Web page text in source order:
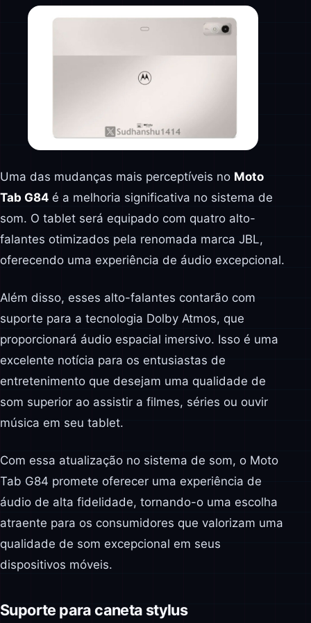
Uma das mudanças mais perceptíveis no Moto
Tab G84 é a melhoria significativa no sistema de
som. O tablet será equipado com quatro alto-
falantes otimizados pela renomada marca JBL,
oferecendo uma experiência de áudio excepcional.
Além disso, esses alto-falantes contarão com
suporte para a tecnologia Dolby Atmos, que
proporcionará áudio espacial imersivo. Isso é uma
excelente notícia para os entusiastas de
entretenimento que desejam uma qualidade de
som superior ao assistir a filmes, séries ou ouvir
música em seu tablet.
Com essa atualização no sistema de som, o Moto
Tab G84 promete oferecer uma experiência de
áudio de alta fidelidade, tornando-o uma escolha
atraente para os consumidores que valorizam uma
qualidade de som excepcional em seus
dispositivos móveis.
Suporte para caneta stylus